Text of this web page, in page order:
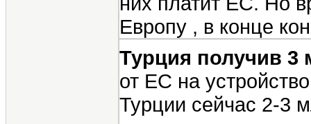
Европу , в конце
Турция получив 3
от ЕС на
Турции сейчас 2-3